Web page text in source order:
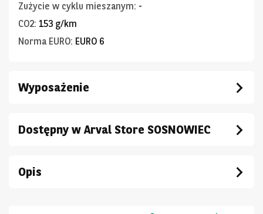
Zużycie w cyklu mieszanym: -
CO2: 153 g/km
Norma EURO: EURO 6
Wyposażenie
Dostępny w Arval Store SOSNOWIEC
Opis